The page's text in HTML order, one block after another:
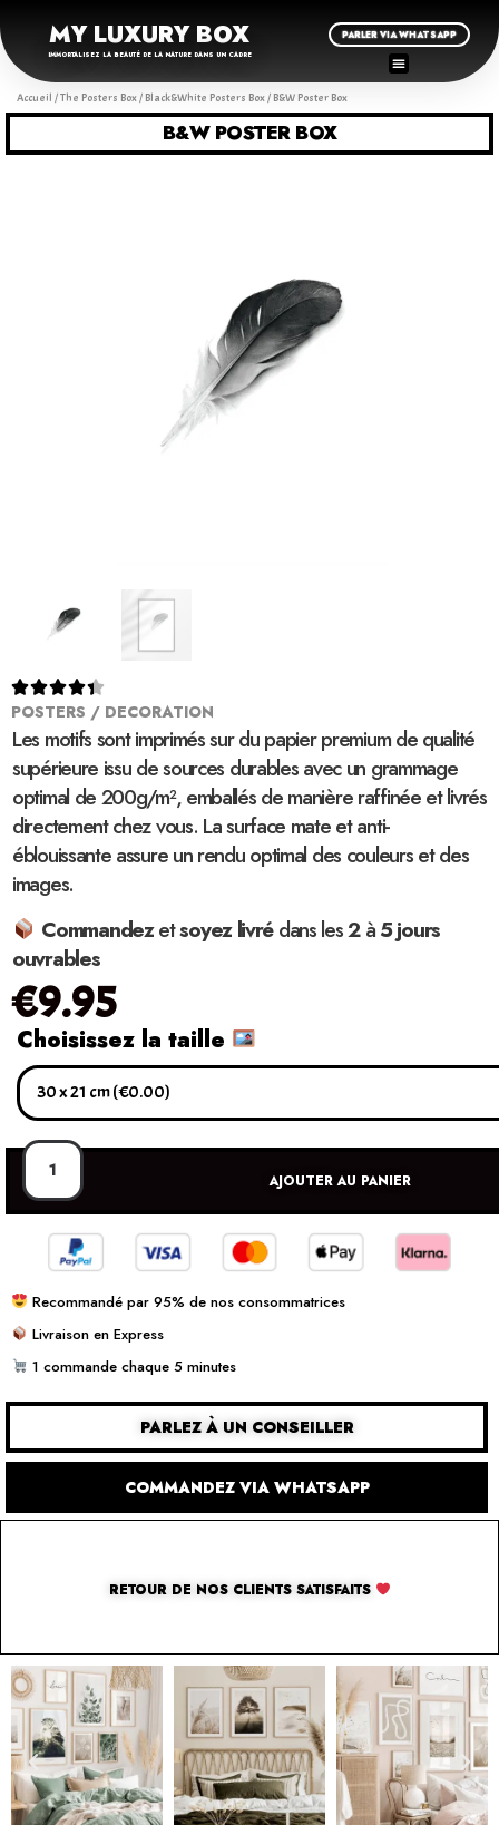
MY LUXURY BOX
IMMORTALISEZ LA BEAUTÉ DE LA NATURE DANS UN CADRE
PARLER VIA WHATSAPP
Accueil /The Posters Box/ Black&White Posters Box/ B&W Poster Box
B&W POSTER BOX

POSTERS / DECORATION
Les motifs sont imprimés sur du papier premium de qualité
supérieure issu de sources durables avec un grammage
optimal de 200g/m², emballés de manière raffinée et livrés
directement chez vous. La surface mate et anti-
éblouissante assure un rendu optimal des couleurs et des
images.
Commandezetsoyez livrédans les2à5 jours
ouvrables
€9.95
Choisissez la taille
AJOUTER AU PANIER
Recommandé par 95% de nos consommatrices
Livraison en Express
1 commande chaque 5 minutes
PARLEZ À UN CONSEILLER
COMMANDEZ VIA WHATSAPP
RETOUR DE NOS CLIENTS SATISFAITS